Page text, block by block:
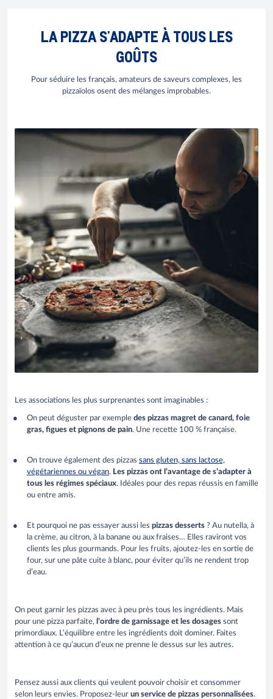
LA PIZZA S'ADAPTE À TOUS LES
GOÛTS
Pour séduire les français, amateurs de saveurs complexes, les
pizzaïolos osent des mélanges improbables.
Les associations les plus surprenantes sont imaginables :
On peut déguster par exemple des pizzas magret de canard, foie
gras, figues et pignons de pain. Une recette 100 % française.
On trouve également des pizzas sans gluten, sans lactose,
végétariennes ou végan. Les pizzas ont l’avantage de s’adapter à
tous les régimes spéciaux. Idéales pour des repas réussis en famille
ou entre amis.
Et pourquoi ne pas essayer aussi les pizzas desserts ? Au nutella, à
la crème, au citron, à la banane ou aux fraises… Elles raviront vos
clients les plus gourmands. Pour les fruits, ajoutez-les en sortie de
four, sur une pâte cuite à blanc, pour éviter qu’ils ne rendent trop
d’eau.
On peut garnir les pizzas avec à peu près tous les ingrédients. Mais
pour une pizza parfaite, l’ordre de garnissage et les dosages sont
primordiaux. L’équilibre entre les ingrédients doit dominer. Faites
attention à ce qu’aucun d’eux ne prenne le dessus sur les autres.
Pensez aussi aux clients qui veulent pouvoir choisir et consommer
selon leurs envies. Proposez-leur un service de pizzas personnalisées.